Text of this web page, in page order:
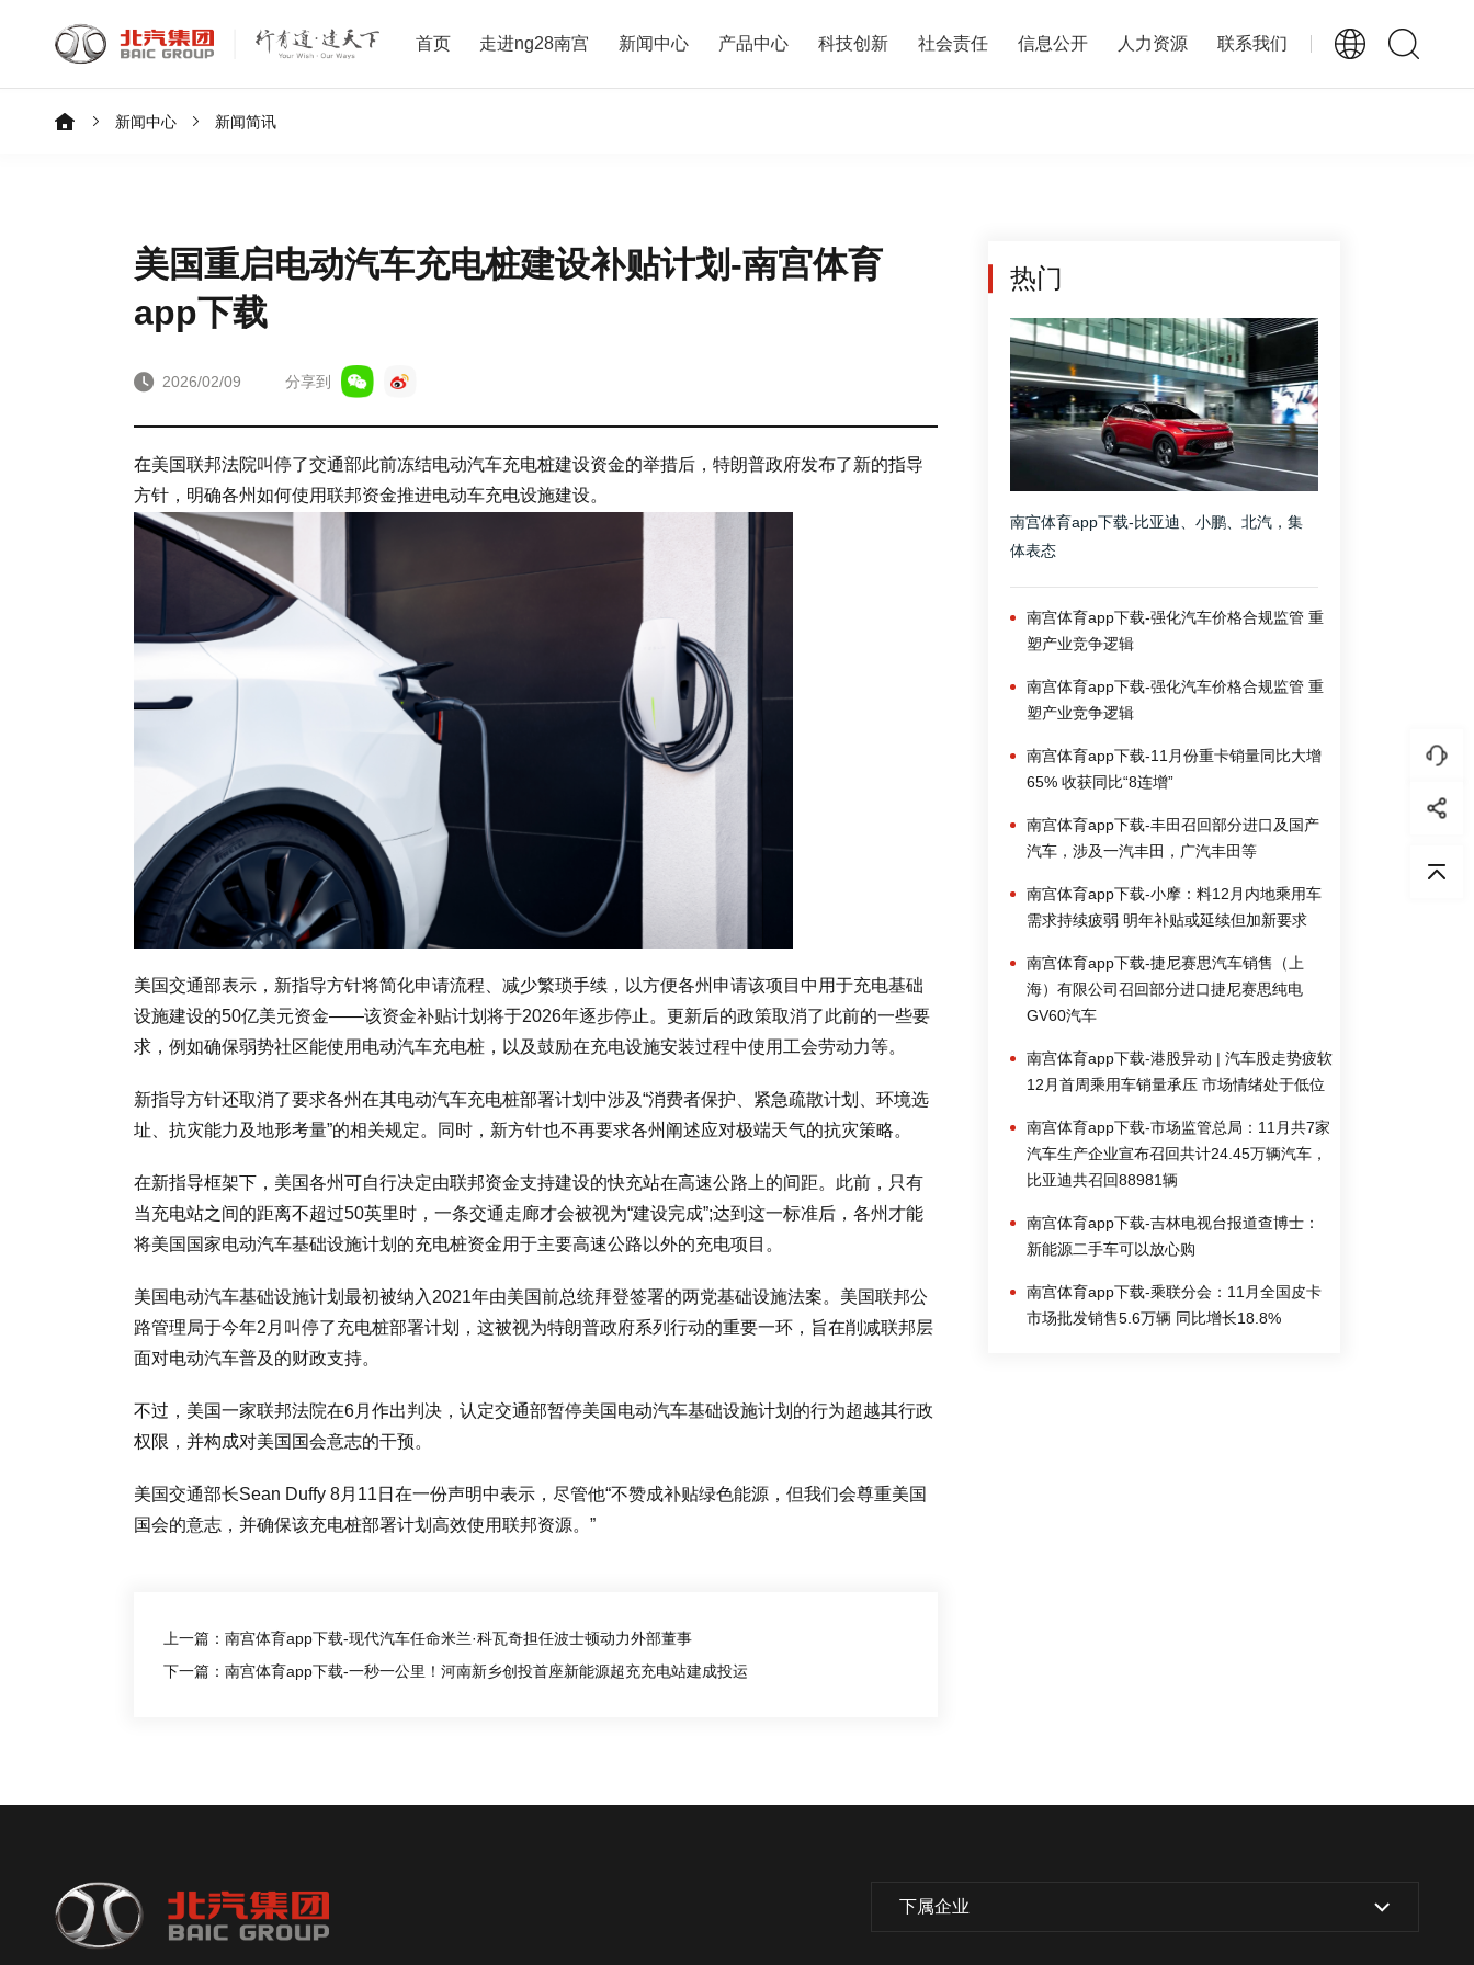
首页 走进ng28南宫 新闻中心 产品中心 科技创新 社会责任 信息公开 人力资源 联系我们
新闻中心 新闻简讯
美国重启电动汽车充电桩建设补贴计划-南宫体育
app下载
2026/02/09 分享到
在美国联邦法院叫停了交通部此前冻结电动汽车充电桩建设资金的举措后，特朗普政府发布了新的指导
方针，明确各州如何使用联邦资金推进电动车充电设施建设。
美国交通部表示，新指导方针将简化申请流程、减少繁琐手续，以方便各州申请该项目中用于充电基础
设施建设的50亿美元资金——该资金补贴计划将于2026年逐步停止。更新后的政策取消了此前的一些要
求，例如确保弱势社区能使用电动汽车充电桩，以及鼓励在充电设施安装过程中使用工会劳动力等。
新指导方针还取消了要求各州在其电动汽车充电桩部署计划中涉及“消费者保护、紧急疏散计划、环境选
址、抗灾能力及地形考量”的相关规定。同时，新方针也不再要求各州阐述应对极端天气的抗灾策略。
在新指导框架下，美国各州可自行决定由联邦资金支持建设的快充站在高速公路上的间距。此前，只有
当充电站之间的距离不超过50英里时，一条交通走廊才会被视为“建设完成”;达到这一标准后，各州才能
将美国国家电动汽车基础设施计划的充电桩资金用于主要高速公路以外的充电项目。
美国电动汽车基础设施计划最初被纳入2021年由美国前总统拜登签署的两党基础设施法案。美国联邦公
路管理局于今年2月叫停了充电桩部署计划，这被视为特朗普政府系列行动的重要一环，旨在削减联邦层
面对电动汽车普及的财政支持。
不过，美国一家联邦法院在6月作出判决，认定交通部暂停美国电动汽车基础设施计划的行为超越其行政
权限，并构成对美国国会意志的干预。
美国交通部长Sean Duffy 8月11日在一份声明中表示，尽管他“不赞成补贴绿色能源，但我们会尊重美国
国会的意志，并确保该充电桩部署计划高效使用联邦资源。”
上一篇：南宫体育app下载-现代汽车任命米兰·科瓦奇担任波士顿动力外部董事
下一篇：南宫体育app下载-一秒一公里！河南新乡创投首座新能源超充充电站建成投运
热门
南宫体育app下载-比亚迪、小鹏、北汽，集
体表态
南宫体育app下载-强化汽车价格合规监管 重
塑产业竞争逻辑
南宫体育app下载-强化汽车价格合规监管 重
塑产业竞争逻辑
南宫体育app下载-11月份重卡销量同比大增
65% 收获同比“8连增”
南宫体育app下载-丰田召回部分进口及国产
汽车，涉及一汽丰田，广汽丰田等
南宫体育app下载-小摩：料12月内地乘用车
需求持续疲弱 明年补贴或延续但加新要求
南宫体育app下载-捷尼赛思汽车销售（上
海）有限公司召回部分进口捷尼赛思纯电
GV60汽车
南宫体育app下载-港股异动 | 汽车股走势疲软
12月首周乘用车销量承压 市场情绪处于低位
南宫体育app下载-市场监管总局：11月共7家
汽车生产企业宣布召回共计24.45万辆汽车，
比亚迪共召回88981辆
南宫体育app下载-吉林电视台报道查博士：
新能源二手车可以放心购
南宫体育app下载-乘联分会：11月全国皮卡
市场批发销售5.6万辆 同比增长18.8%
下属企业